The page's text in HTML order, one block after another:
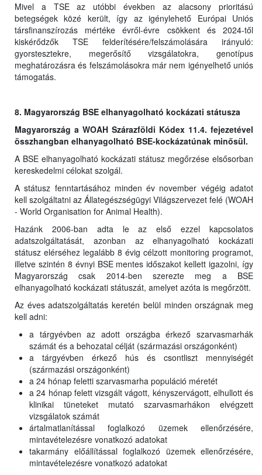
Mivel a TSE az utóbbi években az alacsony prioritású
betegségek közé került, így az igénylehető Európai Uniós
társfinanszírozás mértéke évről-évre csökkent és 2024-től
kiskérődzők TSE felderítésére/felszámolására irányuló:
gyorstesztekre, megerősítő vizsgálatokra, genotípus
meghatározásra és felszámolásokra már nem igényelhető uniós
támogatás.
8. Magyarország BSE elhanyagolható kockázati státusza
Magyarország a WOAH Szárazföldi Kódex 11.4. fejezetével
összhangban elhanyagolható BSE-kockázatúnak minősül.
A BSE elhanyagolható kockázati státusz megőrzése elsősorban
kereskedelmi célokat szolgál.
A státusz fenntartásához minden év november végéig adatot
kell szolgáltatni az Állategészségügyi Világszervezet felé (WOAH
- World Organisation for Animal Health).
Hazánk 2006-ban adta le az első ezzel kapcsolatos
adatszolgáltatását, azonban az elhanyagolható kockázati
státusz elérséhez legalább 8 évig célzott monitoring programot,
illetve szintén 8 évnyi BSE mentes időszakot kellett igazolni, így
Magyarország csak 2014-ben szerezte meg a BSE
elhanyagolható kockázati státuszát, amelyet azóta is megőrzött.
Az éves adatszolgáltatás keretén belül minden országnak meg
kell adni:
a tárgyévben az adott országba érkező szarvasmarhák
számát és a behozatal célját (származási országonként)
a tárgyévben érkező hús és csontliszt mennyiségét
(származási országonként)
a 24 hónap feletti szarvasmarha populáció méretét
a 24 hónap felett vizsgált vágott, kényszervágott, elhullott és
klinikai tüneteket mutató szarvasmarhákon elvégzett
vizsgálatok számát
ártalmatlanítással foglalkozó üzemek ellenőrzésére,
mintavételezésre vonatkozó adatokat
takarmány előállítással foglalkozó üzemek ellenőrzésére,
mintavételezésre vonatkozó adatokat